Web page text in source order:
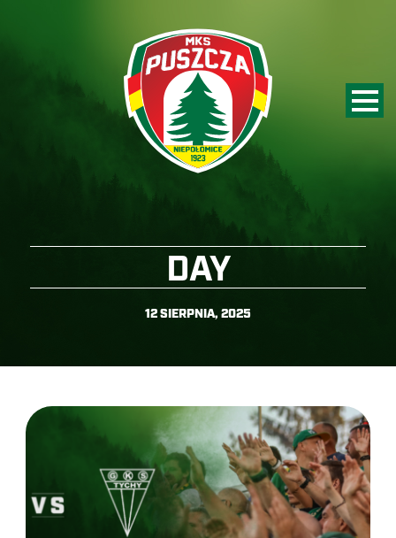
DAY
12 SIERPNIA, 2025